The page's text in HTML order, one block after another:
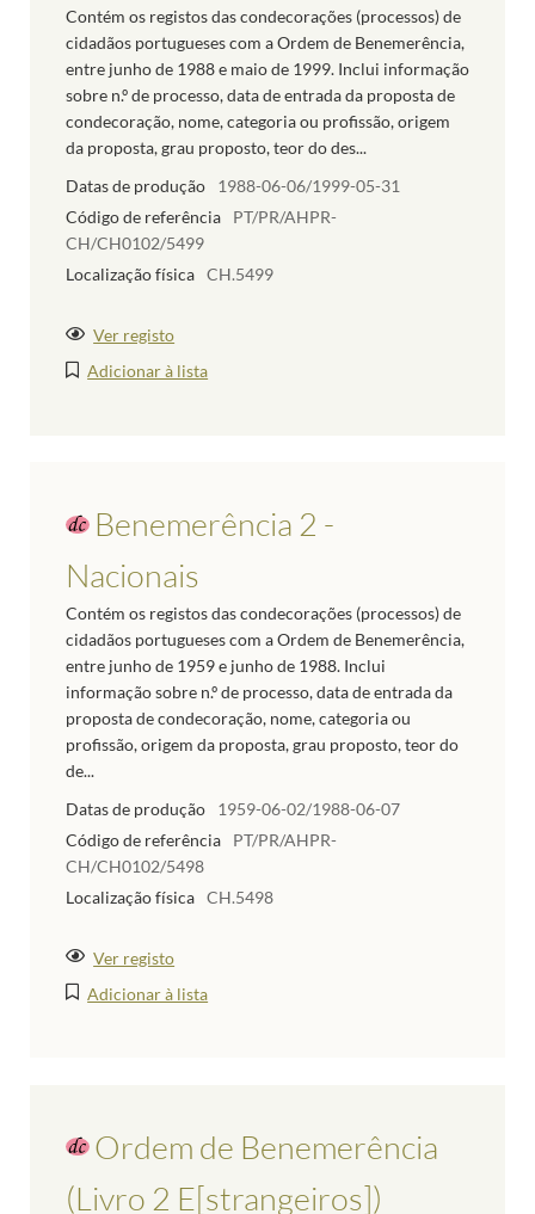
Contém os registos das condecorações (processos) de
cidadãos portugueses com a Ordem de Benemerência,
entre junho de 1988 e maio de 1999. Inclui informação
sobre n.º de processo, data de entrada da proposta de
condecoração, nome, categoria ou profissão, origem
da proposta, grau proposto, teor do des...
Datas de produção
1988-06-06/1999-05-31
Código de referência
PT/PR/AHPR-
CH/CH0102/5499
Localização física CH.5499
Ver registo
Adicionar à lista
Benemerência 2 -
Nacionais
Contém os registos das condecorações (processos) de
cidadãos portugueses com a Ordem de Benemerência,
entre junho de 1959 e junho de 1988. Inclui
informação sobre n.º de processo, data de entrada da
proposta de condecoração, nome, categoria ou
profissão, origem da proposta, grau proposto, teor do
de...
Datas de produção
1959-06-02/1988-06-07
Código de referência
PT/PR/AHPR-
CH/CH0102/5498
Localização física CH.5498
Ver registo
Adicionar à lista
Ordem de Benemerência
(Livro 2 E[strangeiros])